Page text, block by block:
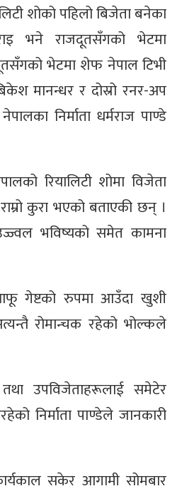
शोको पहिलो बिजेता बनेका
भने राजदूतसँगको भेटमा
भेटमा शेफ नेपाल टिभी
मानन्धर र दोस्रो रनर-अप
निर्माता धर्मराज पाण्डे
रियालिटी शोमा विजेता
कुरा भएको बताएकी छन् ।
भविष्यको समेत कामना
गेष्टको रुपमा आउँदा खुशी
रोमान्चक रहेको भोल्कले
उपविजेताहरूलाई समेटेर
निर्माता पाण्डेले जानकारी
सकेर आगामी सोमबार